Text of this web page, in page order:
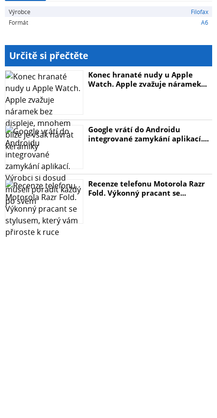
Výrobce
Filofax
Formát
A6
Určitě si přečtěte
Konec hranaté nudy u Apple
Watch. Apple zvažuje náramek...
Google vrátí do Androidu
integrované zamykání aplikací....
Recenze telefonu Motorola Razr
Fold. Výkonný pracant se...